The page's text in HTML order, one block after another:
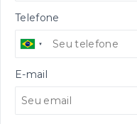
Telefone
E-mail